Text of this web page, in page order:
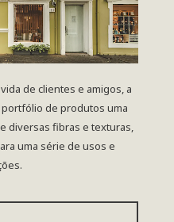
de clientes e amigos, a
de produtos uma
diversas fibras e texturas,
uma série de usos e